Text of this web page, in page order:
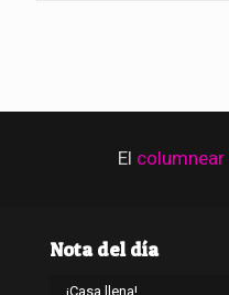
El columnear
Nota del día
¡Casa llena!